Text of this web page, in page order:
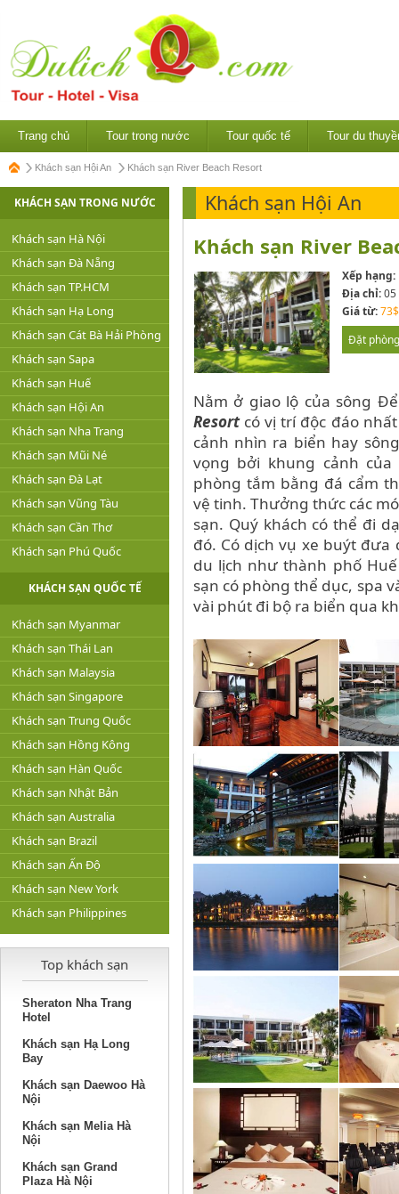
Trang chủ Tour trong nước Tour quốc tế Tour du
Khách sạn Hội An Khách sạn River Beach Resort
KHÁCH SẠN TRONG NƯỚC
Khách sạn Hà Nội
Khách sạn Đà Nẵng
Khách sạn TP.HCM
Khách sạn Hạ Long
Khách sạn Cát Bà Hải Phòng
Khách sạn Sapa
Khách sạn Huế
Khách sạn Hội An
Khách sạn Nha Trang
Khách sạn Mũi Né
Khách sạn Đà Lạt
Khách sạn Vũng Tàu
Khách sạn Cần Thơ
Khách sạn Phú Quốc
KHÁCH SẠN QUỐC TẾ
Khách sạn Myanmar
Khách sạn Thái Lan
Khách sạn Malaysia
Khách sạn Singapore
Khách sạn Trung Quốc
Khách sạn Hồng Kông
Khách sạn Hàn Quốc
Khách sạn Nhật Bản
Khách sạn Australia
Khách sạn Brazil
Khách sạn Ấn Độ
Khách sạn New York
Khách sạn Philippines
Top khách sạn
Sheraton Nha Trang
Hotel
Khách sạn Hạ Long
Bay
Khách sạn Daewoo Hà
Nội
Khách sạn Melia Hà
Nội
Khách sạn Grand
Plaza Hà Nội
Khách sạn Hội An
Khách sạn River
Xếp hạng:
Địa chỉ:05
Giá từ:
Đặt phòng
Nằm ở giao lộ của sông
Resortcó vị trí độc đáo
cảnh nhìn ra biển hay
vọng bởi khung cảnh
phòng tắm bằng đá cẩm
vệ tinh. Thưởng thức các
sạn. Quý khách có thể đi
đó. Có dịch vụ xe buýt
du lịch như thành phố
sạn có phòng thể dục, spa
vài phút đi bộ ra biển qua